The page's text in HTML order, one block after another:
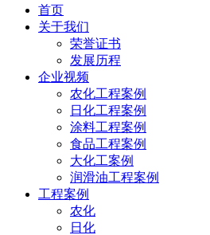
首页
关于我们
荣誉证书
发展历程
企业视频
农化工程案例
日化工程案例
涂料工程案例
食品工程案例
大化工案例
润滑油工程案例
工程案例
农化
日化